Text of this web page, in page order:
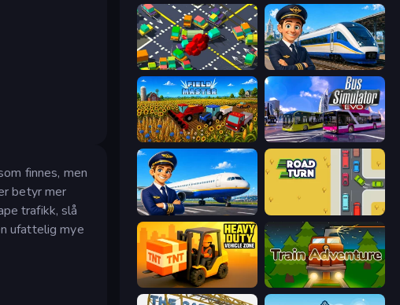
finnes, men
betyr mer
trafikk, slå
ufattelig mye
Slightly Annoying Traffic Idle Train Empire Tycoon
Field Master Bus Simulator: EVO
Idle Airport Tycoon
Train Adventure